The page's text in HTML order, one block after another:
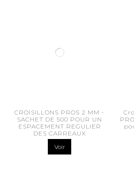
CROISILLONS PROS 2 MM -
SACHET DE 500 POUR UN
ESPACEMENT REGULIER
DES CARREAUX
Voir